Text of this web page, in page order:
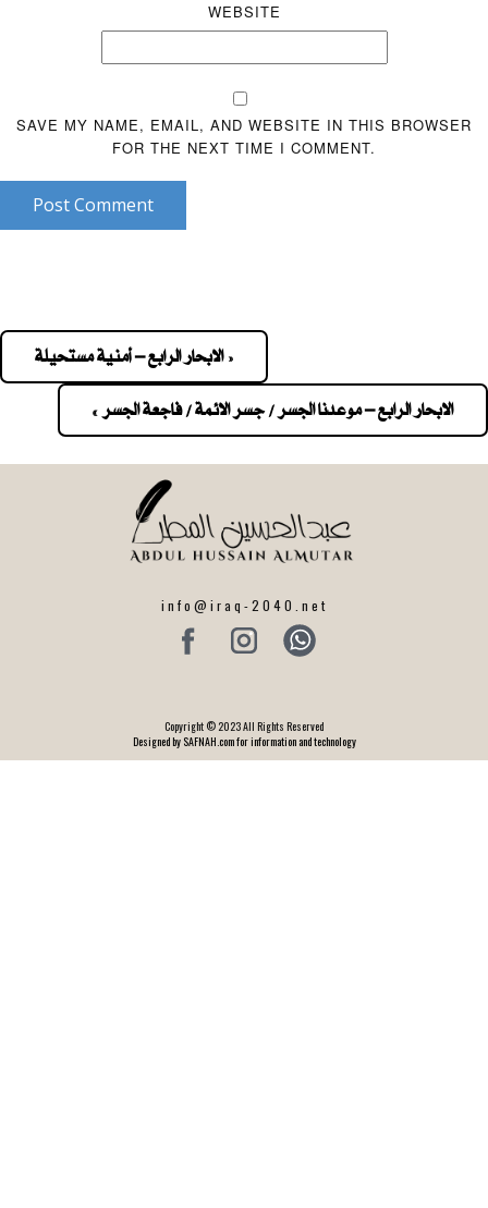
WEBSITE
SAVE MY NAME, EMAIL, AND WEBSITE IN THIS BROWSER
FOR THE NEXT TIME I COMMENT.
Post Comment
navigation
« الابحار الرابع – أمنية مستحيلة
الابحار الرابع – موعدنا الجسر / جسر الائمة / فاجعة الجسر »
info@iraq-2040.net
Copyright © 2023 All Rights Reserved
Designed by SAFNAH.com for information and technology